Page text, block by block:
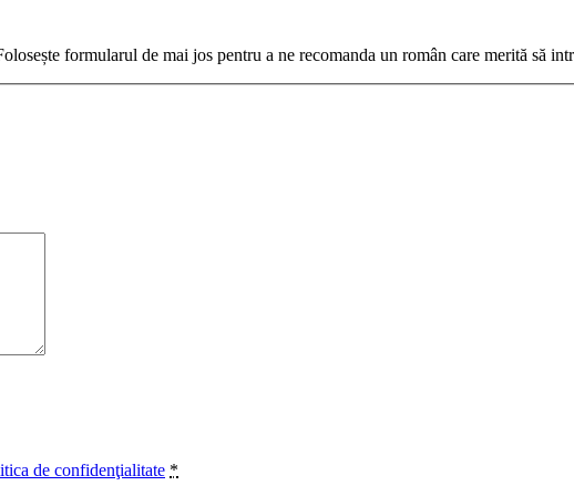
formularul de mai jos pentru a ne recomanda un român care merită să
de confidenţialitate *